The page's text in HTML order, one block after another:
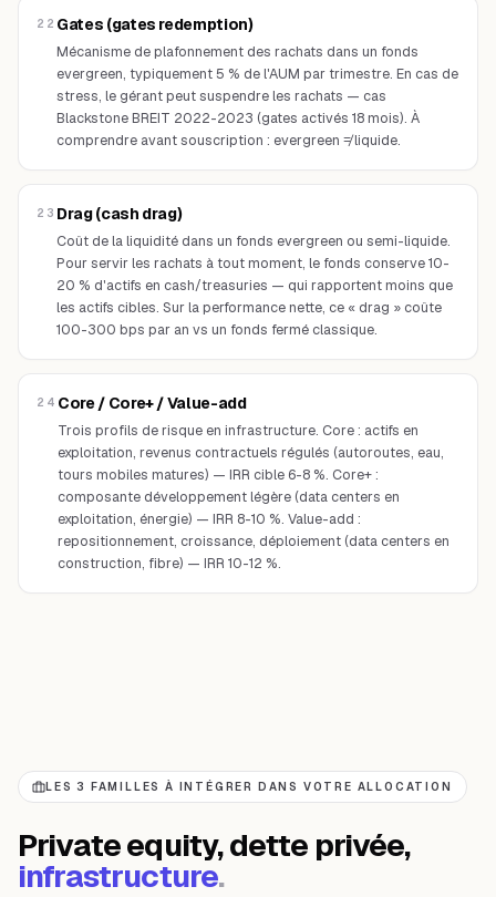
22 Gates (gates redemption)
Mécanisme de plafonnement des rachats dans un fonds
evergreen, typiquement 5 % de l'AUM par trimestre. En cas de
stress, le gérant peut suspendre les rachats — cas
Blackstone BREIT 2022-2023 (gates activés 18 mois). À
comprendre avant souscription : evergreen ≠ liquide.
23 Drag (cash drag)
Coût de la liquidité dans un fonds evergreen ou semi-liquide.
Pour servir les rachats à tout moment, le fonds conserve 10-
20 % d'actifs en cash/treasuries — qui rapportent moins que
les actifs cibles. Sur la performance nette, ce « drag » coûte
100-300 bps par an vs un fonds fermé classique.
24 Core / Core+ / Value-add
Trois profils de risque en infrastructure. Core : actifs en
exploitation, revenus contractuels régulés (autoroutes, eau,
tours mobiles matures) — IRR cible 6-8 %. Core+ :
composante développement légère (data centers en
exploitation, énergie) — IRR 8-10 %. Value-add :
repositionnement, croissance, déploiement (data centers en
construction, fibre) — IRR 10-12 %.
LES 3 FAMILLES À INTÉGRER DANS VOTRE ALLOCATION
Private equity, dette privée,
infrastructure.